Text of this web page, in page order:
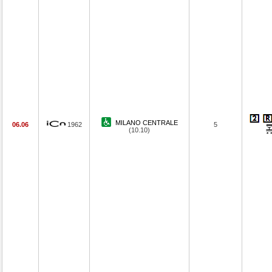
06.06 1962
MILANO CENTRALE
(10.10)
5